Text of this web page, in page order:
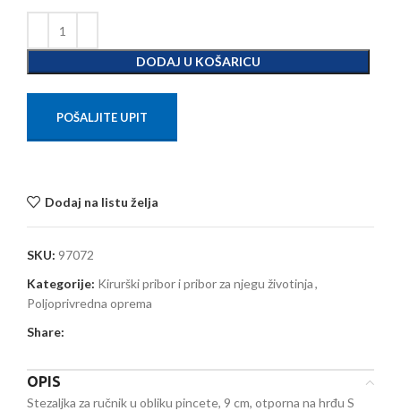
DODAJ U KOŠARICU
POŠALJITE UPIT
Dodaj na listu želja
SKU: 97072
Kategorije: Kirurški pribor i pribor za njegu životinja,
Poljoprivredna oprema
Share:
OPIS
Stezaljka za ručnik u obliku pincete, 9 cm, otporna na hrđu S